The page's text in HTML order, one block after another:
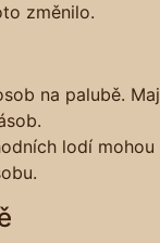
změnilo.
na palubě.
lodí